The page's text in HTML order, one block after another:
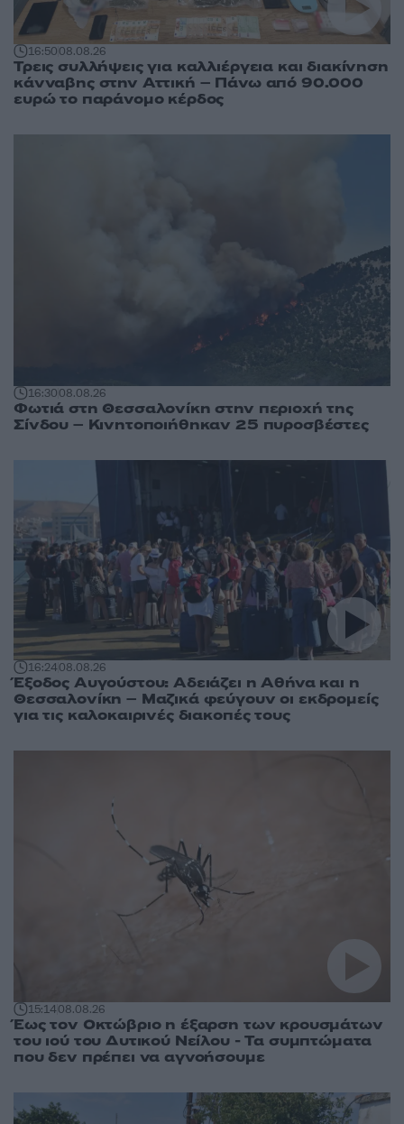
16:5008.08.26
Τρεις συλλήψεις για καλλιέργεια και διακίνηση
κάνναβης στην Αττική – Πάνω από 90.000
ευρώ το παράνομο κέρδος
16:3008.08.26
Φωτιά στη Θεσσαλονίκη στην περιοχή της
Σίνδου – Κινητοποιήθηκαν 25 πυροσβέστες
16:2408.08.26
Έξοδος Αυγούστου: Αδειάζει η Αθήνα και η
Θεσσαλονίκη – Μαζικά φεύγουν οι εκδρομείς
για τις καλοκαιρινές διακοπές τους
15:1408.08.26
Έως τον Οκτώβριο η έξαρση των κρουσμάτων
του ιού του Δυτικού Νείλου - Τα συμπτώματα
που δεν πρέπει να αγνοήσουμε